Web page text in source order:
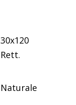
30x120
Rett.
Naturale